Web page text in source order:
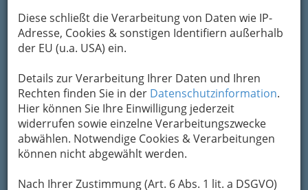
Diese schließt die Verarbeitung von Daten wie IP-
Adresse, Cookies & sonstigen Identifiern außerhalb
der EU (u.a. USA) ein.
Details zur Verarbeitung Ihrer Daten und Ihren
Rechten finden Sie in der Datenschutzinformation.
Hier können Sie Ihre Einwilligung jederzeit
widerrufen sowie einzelne Verarbeitungszwecke
abwählen. Notwendige Cookies & Verarbeitungen
können nicht abgewählt werden.
Nach Ihrer Zustimmung (Art. 6 Abs. 1 lit. a DSGVO)